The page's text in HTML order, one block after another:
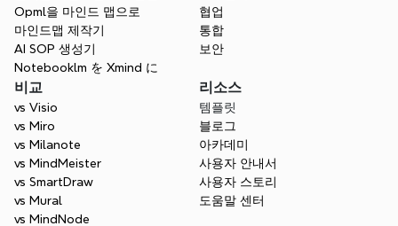
민할 필요 없이, 나에게 딱 맞는 시작점을 찾아보세요.
Opml을 마인드 맵으로
마인드맵 제작기
AI SOP 생성기
Notebooklm を Xmind に
협업
통합
보안
비교
vs Visio
vs Miro
vs Milanote
vs MindMeister
vs SmartDraw
vs Mural
vs MindNode
리소스
템플릿
블로그
아카데미
사용자 안내서
사용자 스토리
도움말 센터